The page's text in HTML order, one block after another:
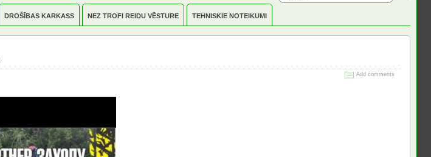
DROŠĪBAS KARKASS NEZ TROFI REIDU VĒSTURE TEHNISKIE NOTEIKUMI
Add comments